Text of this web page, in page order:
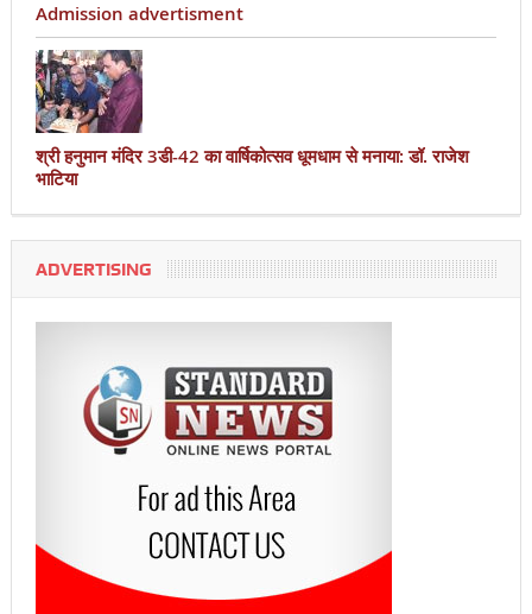
Admission advertisment
श्री हनुमान मंदिर 3डी-42 का वार्षिकोत्सव धूमधाम से मनाया: डॉ. राजेश
भाटिया
ADVERTISING